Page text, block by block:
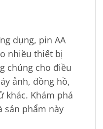
dụng, pin AA
nhiều thiết bị
chúng cho điều
ảnh, đồng hồ,
khác. Khám phá
sản phẩm này